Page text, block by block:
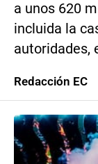
a unos 620
incluida la
autoridades,
Redacción EC